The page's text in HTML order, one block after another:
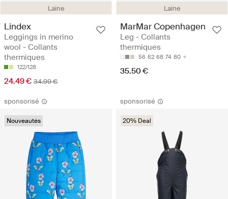
Laine
Lindex
Leggings in merino
wool - Collants
thermiques
122/128
24.49 € 34.99 €
Laine
MarMar Copenhagen
Leg - Collants
thermiques
56 62 68 74 80
35.50 €
sponsorisé
Nouveautés
sponsorisé
20% Deal